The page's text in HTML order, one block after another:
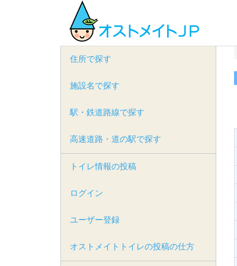
住所で探す
施設名で探す
駅・鉄道路線で探す
高速道路・道の駅で探す
トイレ情報の投稿
ログイン
ユーザー登録
オストメイトトイレの投稿の仕方